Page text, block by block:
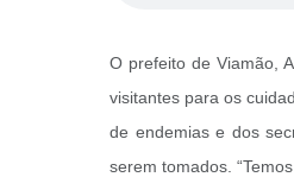
O prefeito de Viamão,
visitantes para os
de endemias e dos
serem tomados.